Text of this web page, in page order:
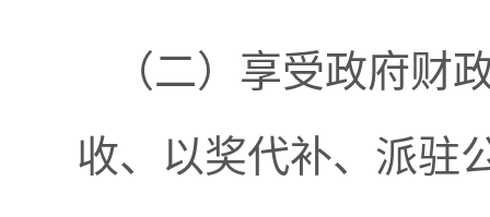
（二）享受政府财
收、以奖代补、派驻